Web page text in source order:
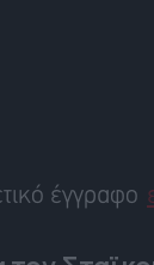
έγγραφο